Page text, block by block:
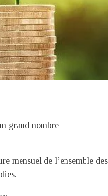
grand nombre
mensuel de l’ensemble des